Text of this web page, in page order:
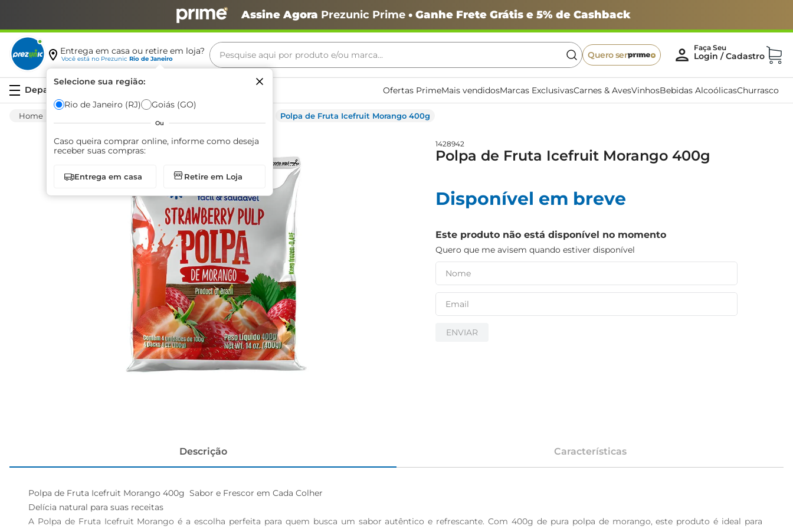
Assine Agora Prezunic Prime• Ganhe Frete Grátis e 5% de Cashback
Entrega em casa ou retire em loja?
Você está no Prezunic Rio de Janeiro
Selecione sua região:
Rio de Janeiro (RJ) Goiás (GO)
Ou
Caso queira comprar online, informe como deseja
receber suas compras:
Entrega em casa Retire em Loja
Pesquise aqui por produto e/ou marca...
Quero ser
Ofertas PrimeMais vendidosMarcas ExclusivasCarnes & AvesVinhosBebidas AlcoólicasChurrasco
Polpa de Fruta Icefruit Morango 400g
1428942
Polpa de Fruta Icefruit Morango 400g
Disponível em breve
Este produto não está disponível no momento
Quero que me avisem quando estiver disponível
ENVIAR
Descrição Características
Polpa de Fruta Icefruit Morango 400g  Sabor e Frescor em Cada Colher
Delícia natural para suas receitas
A Polpa de Fruta Icefruit Morango é a escolha perfeita para quem busca um sabor autêntico e refrescante. Com 400g de pura polpa de morango, este produto é ideal para
Termos mais buscados
café
biscoito
azeite
arroz
iogurte
papel higiênico
cerveja